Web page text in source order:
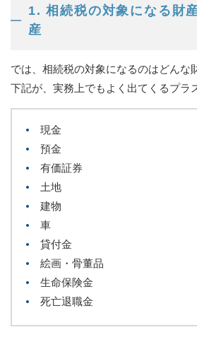
1. 相続税の対象になる財
産
では、相続税の対象になるのはどんな
下記が、実務上でもよく出てくるプラ
現金
預金
有価証券
土地
建物
車
貸付金
絵画・骨董品
生命保険金
死亡退職金